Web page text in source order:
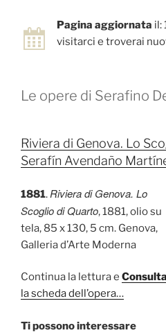
Pagina aggiornata il:
visitarci e troverai
Le opere di Serafino
Riviera di Genova. Lo
Serafín Avendaño
1881. Riviera di Genova. Lo
Scoglio di Quarto, 1881, olio su
tela, 85 x 130, 5 cm. Genova,
Galleria d’Arte Moderna
Continua la lettura e Consulta
la scheda dell’opera…
Ti possono interessare